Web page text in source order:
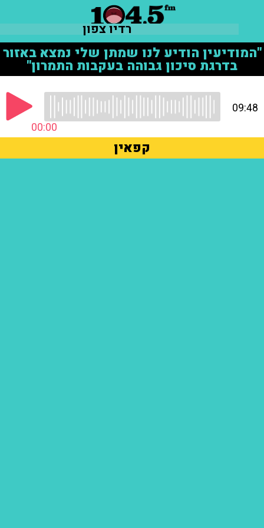
רדיו צפון
"המודיעין הודיע לנו שמתן שלי נמצא באזור
בדרגת סיכון גבוהה בעקבות התמרון"
00:00
09:48
קפאין